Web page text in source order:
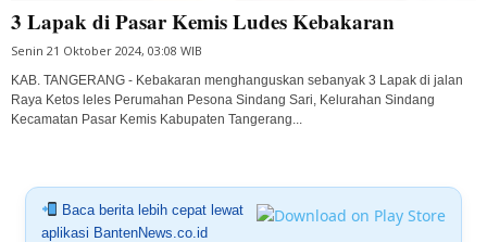
3 Lapak di Pasar Kemis Ludes Kebakaran
Senin 21 Oktober 2024, 03:08 WIB
KAB. TANGERANG - Kebakaran menghanguskan sebanyak 3 Lapak di jalan
Raya Ketos leles Perumahan Pesona Sindang Sari, Kelurahan Sindang
Kecamatan Pasar Kemis Kabupaten Tangerang...
Baca berita lebih cepat lewat
aplikasi BantenNews.co.id